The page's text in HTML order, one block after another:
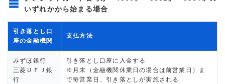
いずれかから始まる場合
引き落とし口
座の金融機関
支払方法
みずほ銀行
三菱ＵＦＪ銀
行
引き落とし口座に入金する
※月末（金融機関休業日の場合は前営業日）ま
で毎営業日、引き落としが実施される